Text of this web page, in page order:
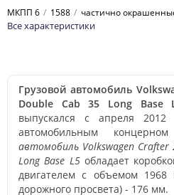
МКПП 6 1588 частично
Все характеристики
Грузовой автомобиль
Double Cab 35 Long Base
выпускался с апреля
автомобильным
автомобиль Volkswagen Crafter
Long Base L5обладает
двигателем с объемом 1968
дорожного просвета) - 176 мм.